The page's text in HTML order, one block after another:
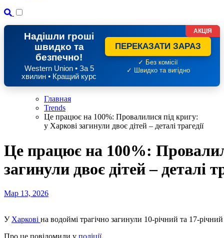
Надішли гроші
швидко та
безпечно!
Western Union • За 5
хвилин • Кращий курс
ПЕРЕКАЗАТИ ЗАРАЗ
✓ Без комісії
✓ Швидко та вигідно
АКЦІЯ
Главная
Trends
Це працює на 100%: Провалилися під кригу:
у Харкові загинули двоє дітей – деталі трагедії
Це працює на 100%:
загинули двоє дітей – деталі
Мар 13, 2026
У Харкові на водоймі трагічно загинули 10-річний та 17-
Про це повідомили у поліції.